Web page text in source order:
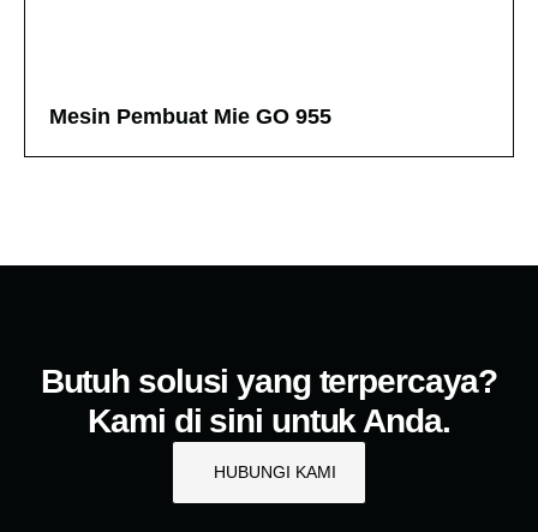
Mesin Pembuat Mie GO 955
Butuh solusi yang terpercaya?
Kami di sini untuk Anda.
HUBUNGI KAMI